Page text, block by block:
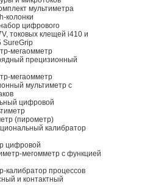
мультиметра
колонки
цифрового
токовых клещей i410 и
SureGrip
мегаомметр
прецизионный
мегаомметр
мультиметр с
цифровой
(пирометр)
калибратор
цифровой
мегомметр c функцией
калибратор процессов
и контактный